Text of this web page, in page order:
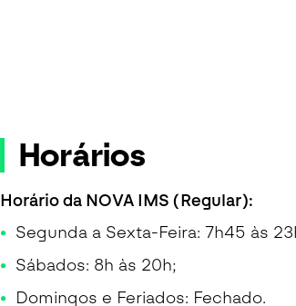
Horários
Horário da NOVA IMS (Regular):
Segunda a Sexta-Feira: 7h45 às
Sábados: 8h às 20h;
Domingos e Feriados: Fechado.